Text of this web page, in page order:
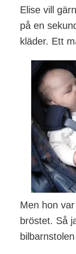
Elise vill
på en
kläder. Ett
Men hon
bröstet. Så